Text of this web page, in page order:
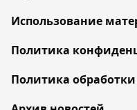
Использование
Политика
Политика